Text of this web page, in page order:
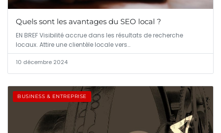
Quels sont les avantages du SEO local ?
EN BREF Visibilité accrue dans les résultats de recherche
locaux. Attire une clientèle locale vers…
10 décembre 2024
BUSINESS & ENTREPRISE